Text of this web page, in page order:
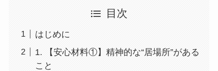
目次
はじめに
1. 【安心材料①】精神的な“居場所”がある
こと